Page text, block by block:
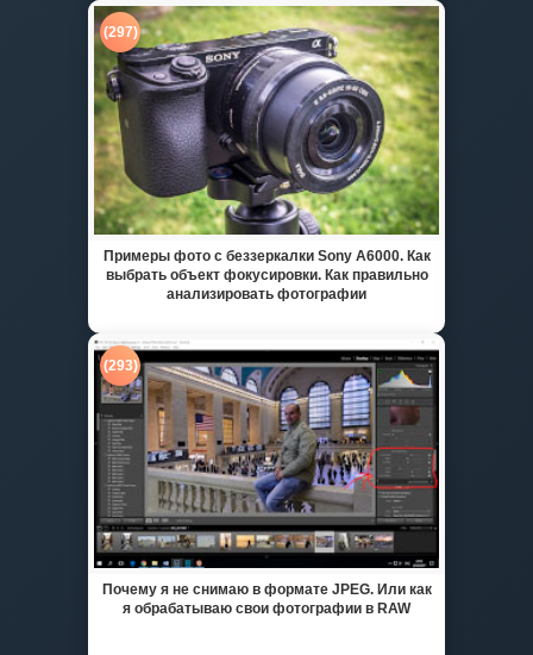
(297)
Примеры фото с беззеркалки Sony A6000. Как
выбрать объект фокусировки. Как правильно
анализировать фотографии
(293)
Почему я не снимаю в формате JPEG. Или как
я обрабатываю свои фотографии в RAW